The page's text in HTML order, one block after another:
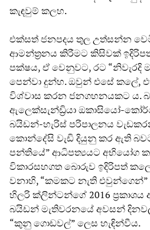
කැඳවුම් කලහ.
එක්සත් ජනපදය තුල උත්සන්න
ආමන්ත්‍රනය කිරීමට කිසිවක්
පක්ෂය, ඒ වෙනුවට, රට “නිවැරදි
පෙන්වා දුන්හ. ඔවුන් එසේ කලේ,
විශ්වාස කරන ජනගහනයකට ය.
ඇලෙක්සැන්ඩ්‍රියා ඔකාසියෝ-
බයිඩන්-හැරිස් පරිපාලනය
කොන්දේසි වැඩි දියුනු කර ඇති
පන්තියේ” ආධිපත්‍යයට අභියෝග
විකාරසහගත බොරුව ඉදිරිපත්
වනාහි, “කමකට නැති
හිලරි ක්ලින්ටන්ගේ 2016
බයිඩන් මැතිවරනයේ අවසන්
“කුනු ගොඩවල්” ලෙස හැඳින්වීය.